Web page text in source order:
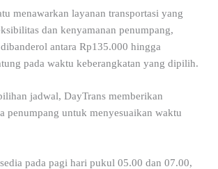
menawarkan layanan transportasi yang
dan kenyamanan penumpang,
antara Rp135.000 hingga
pada waktu keberangkatan yang dipilih.
jadwal, DayTrans memberikan
penumpang untuk menyesuaikan waktu
pada pagi hari pukul 05.00 dan 07.00,